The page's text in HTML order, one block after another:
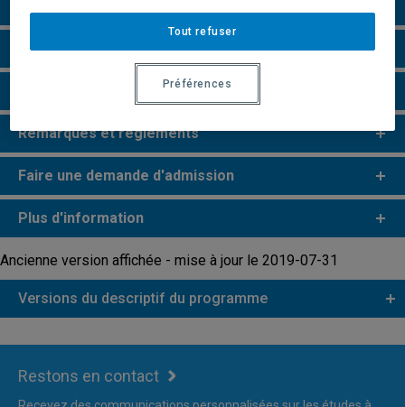
Perspectives professionnelles
Champs de recherche
Remarques et règlements
Faire une demande d'admission
Plus d'information
Ancienne version affichée - mise à jour le 2019-07-31
Versions du descriptif du programme
Restons en contact
Tout refuser
Préférences